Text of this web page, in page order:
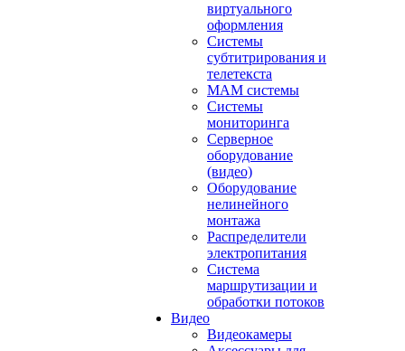
виртуального
оформления
Системы
субтитрирования и
телетекста
MAM системы
Системы
мониторинга
Серверное
оборудование
(видео)
Оборудование
нелинейного
монтажа
Распределители
электропитания
Система
маршрутизации и
обработки потоков
Видео
Видеокамеры